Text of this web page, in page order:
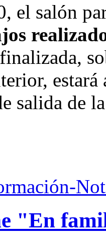
el salón
salida de
"En